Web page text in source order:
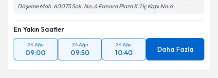
Döşeme Mah. 60075 Sok. No: 6 Panora Plaza K:1 İç Kapı No:6
En Yakın Saatler
24 Ağu
09:00
24 Ağu
09:50
24 Ağu
10:40 Daha Fazla